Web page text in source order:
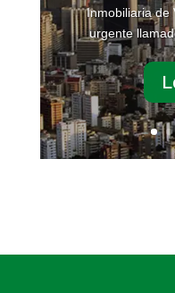
Inmobiliaria de
urgente